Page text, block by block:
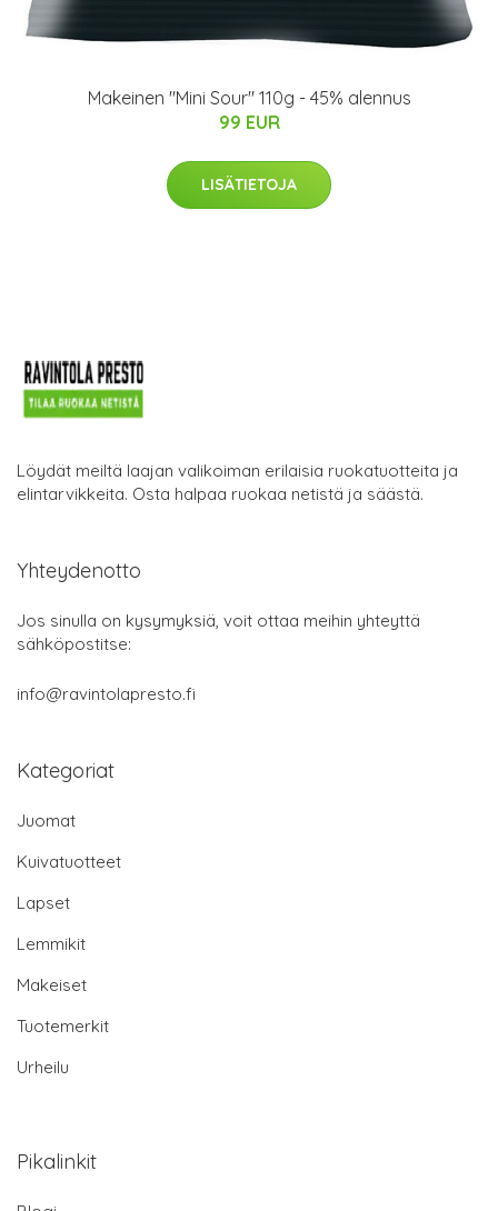
Makeinen "Mini Sour" 110g - 45% alennus
99 EUR
LISÄTIETOJA
Löydät meiltä laajan valikoiman erilaisia ruokatuotteita ja
elintarvikkeita. Osta halpaa ruokaa netistä ja säästä.
Yhteydenotto
Jos sinulla on kysymyksiä, voit ottaa meihin yhteyttä
sähköpostitse:
info@ravintolapresto.fi
Kategoriat
Juomat
Kuivatuotteet
Lapset
Lemmikit
Makeiset
Tuotemerkit
Urheilu
Pikalinkit